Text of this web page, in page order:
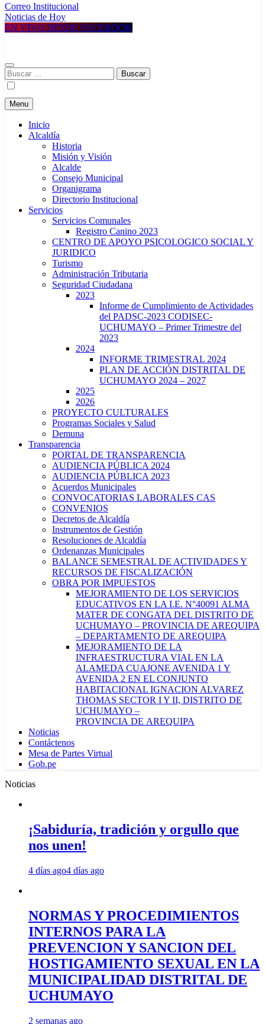
MUNICIPALIDAD DISTRITAL DE UCHUMAYO
Construyendo una nueva Historia
Correo Institucional
Noticias de Hoy
EN VIVO DESDE FACEBOOK
Buscar:
Menu
Inicio
Alcaldía
Historia
Misión y Visión
Alcalde
Consejo Municipal
Organigrama
Directorio Institucional
Servicios
Servicios Comunales
Registro Canino 2023
CENTRO DE APOYO PSICOLOGICO SOCIAL Y
JURIDICO
Turismo
Administración Tributaria
Seguridad Ciudadana
2023
Informe de Cumplimiento de Actividades
del PADSC-2023 CODISEC-
UCHUMAYO – Primer Trimestre del
2023
2024
INFORME TRIMESTRAL 2024
PLAN DE ACCIÓN DISTRITAL DE
UCHUMAYO 2024 – 2027
2025
2026
PROYECTO CULTURALES
Programas Sociales y Salud
Demuna
Transparencia
PORTAL DE TRANSPARENCIA
AUDIENCIA PÚBLICA 2024
AUDIENCIA PÚBLICA 2023
Acuerdos Municipales
CONVOCATORIAS LABORALES CAS
CONVENIOS
Decretos de Alcaldía
Instrumentos de Gestión
Resoluciones de Alcaldía
Ordenanzas Municipales
BALANCE SEMESTRAL DE ACTIVIDADES Y
RECURSOS DE FISCALIZACIÓN
OBRA POR IMPUESTOS
MEJORAMIENTO DE LOS SERVICIOS
EDUCATIVOS EN LA I.E. N°40091 ALMA
MATER DE CONGATA DEL DISTRITO DE
UCHUMAYO – PROVINCIA DE AREQUIPA
– DEPARTAMENTO DE AREQUIPA
MEJORAMIENTO DE LA
INFRAESTRUCTURA VIAL EN LA
ALAMEDA CUAJONE AVENIDA 1 Y
AVENIDA 2 EN EL CONJUNTO
HABITACIONAL IGNACION ALVAREZ
THOMAS SECTOR I Y II, DISTRITO DE
UCHUMAYO –
PROVINCIA DE AREQUIPA
Noticias
Contáctenos
Mesa de Partes Virtual
Gob.pe
Noticias
¡Sabiduría, tradición y orgullo que
nos unen!
4 días ago4 días ago
NORMAS Y PROCEDIMIENTOS
INTERNOS PARA LA
PREVENCION Y SANCION DEL
HOSTIGAMIENTO SEXUAL EN LA
MUNICIPALIDAD DISTRITAL DE
UCHUMAYO
2 semanas ago